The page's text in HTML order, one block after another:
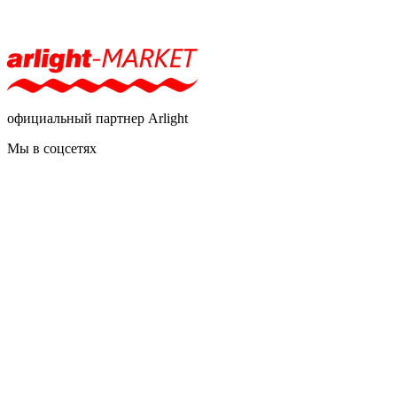
официальный партнер Arlight
Мы в соцсетях